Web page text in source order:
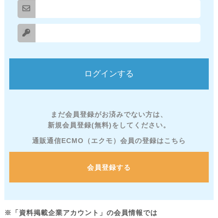
まだ会員登録がお済みでない方は、
新規会員登録(無料)をしてください。
通販通信ECMO（エクモ）会員の登録はこちら
会員登録する
※「資料掲載企業アカウント」の会員情報では